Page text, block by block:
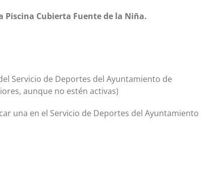
Piscina Cubierta Fuente de la Niña.
Servicio de Deportes del Ayuntamiento de
aunque no estén activas)
una en el Servicio de Deportes del Ayuntamiento